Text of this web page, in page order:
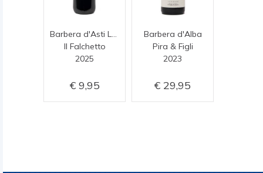
Il Falchetto
2025
9,95
Barbera d'Alba
Pira & Figli
2023
29,95